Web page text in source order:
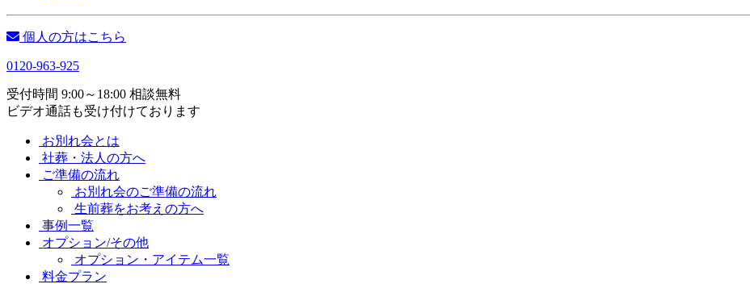
個人の方はこちら
0120-963-925
受付時間 9:00～18:00 相談無料
ビデオ通話も受け付けております
お別れ会とは
社葬・法人の方へ
ご準備の流れ
お別れ会のご準備の流れ
生前葬をお考えの方へ
事例一覧
オプション/その他
オプション・アイテム一覧
料金プラン